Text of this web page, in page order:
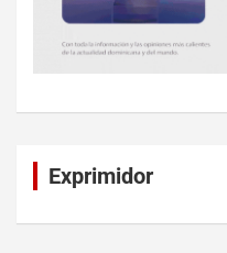
Exprimidor